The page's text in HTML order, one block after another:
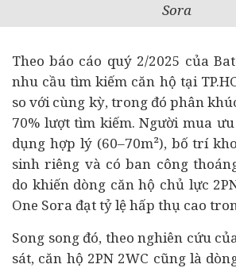
Sora
Theo báo cáo quý 2/2025 của
nhu cầu tìm kiếm căn hộ tại
so với cùng kỳ, trong đó phân
70% lượt tìm kiếm. Người mua
dụng hợp lý (60–70m²), bố trí
sinh riêng và có ban công
do khiến dòng căn hộ chủ lực
One Sora đạt tỷ lệ hấp thụ cao
Song song đó, theo nghiên cứu
sát, căn hộ 2PN 2WC cũng là